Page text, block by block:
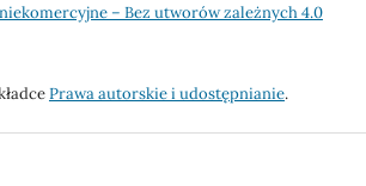
– Bez utworów zależnych 4.0
Prawa autorskie i udostępnianie.